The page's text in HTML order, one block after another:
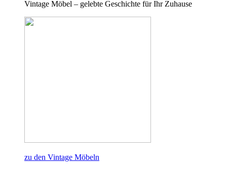
Vintage Möbel – gelebte Geschichte für Ihr Zuhause
zu den Vintage Möbeln